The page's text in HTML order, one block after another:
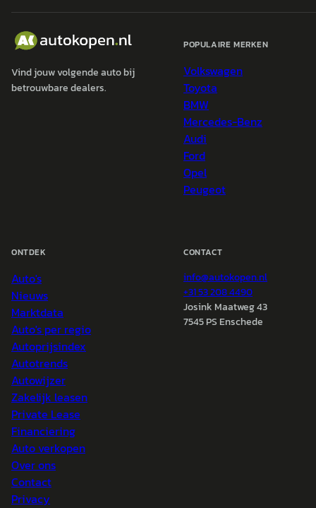
Vind jouw volgende auto bij
betrouwbare dealers.
POPULAIRE MERKEN
Volkswagen
Toyota
BMW
Mercedes-Benz
Audi
Ford
Opel
Peugeot
ONTDEK
Auto's
Nieuws
Marktdata
Auto's per regio
Autoprijsindex
Autotrends
Autowijzer
Zakelijk leasen
Private Lease
Financiering
Auto verkopen
Over ons
Contact
Privacy
CONTACT
info@autokopen.nl
+31 53 208 4490
Josink Maatweg 43
7545 PS Enschede